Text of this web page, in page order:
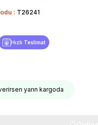
: T26241
Hızlı Teslimat
yarın kargoda